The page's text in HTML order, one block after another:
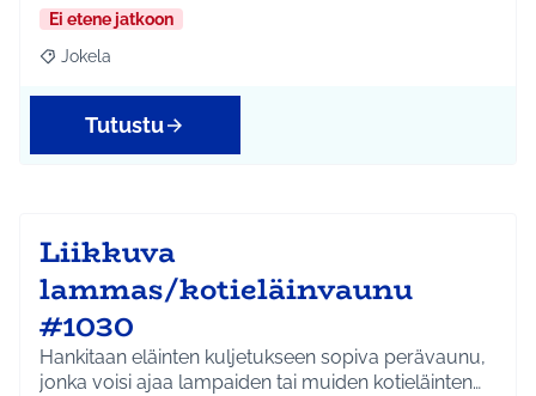
Ei etene jatkoon
Rajaa tulokset aihepiirin mukaan: Jokela
Jokela
Tutustu
Liikkuva
lammas/kotieläinvaunu
#1030
Hankitaan eläinten kuljetukseen sopiva perävaunu,
jonka voisi ajaa lampaiden tai muiden kotieläinten…